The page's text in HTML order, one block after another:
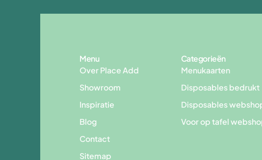
Menu
Over Place Add
Showroom
Inspiratie
Blog
Contact
Sitemap
Categorieën
Menukaarten
Disposables bedrukt
Disposables
Voor op tafel